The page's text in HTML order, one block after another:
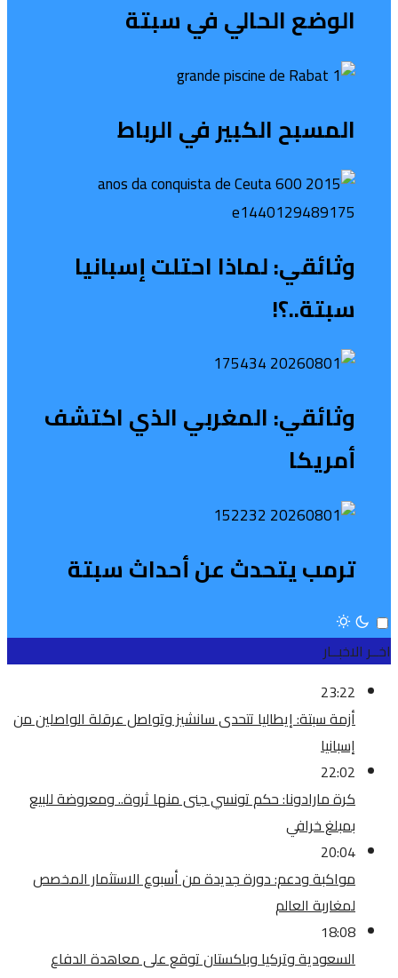
الوضع الحالي في سبتة
المسبح الكبير في الرباط
وثائقي: لماذا احتلت إسبانيا
سبتة..؟!
وثائقي: المغربي الذي اكتشف
أمريكا
ترمب يتحدث عن أحداث سبتة
اخــر الاخبــار
23:22
أزمة سبتة: إيطاليا تتحدى سانشيز وتواصل عرقلة الواصلين من
إسبانيا
22:02
كرة مارادونا: حكم تونسي جنى منها ثروة.. ومعروضة للبيع
بمبلغ خرافي
20:04
مواكبة ودعم: دورة جديدة من أسبوع الاستثمار المخصص
لمغاربة العالم
18:08
السعودية وتركيا وباكستان توقع على معاهدة الدفاع